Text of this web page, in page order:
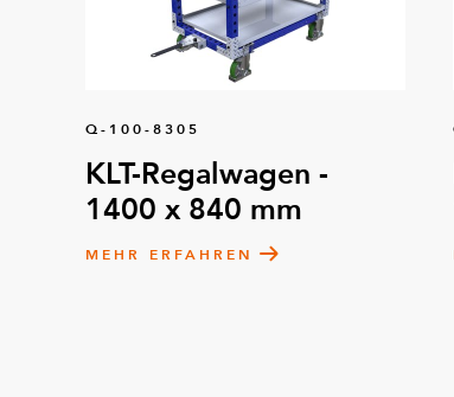
Q-100-8305
KLT-Regalwagen -
1400 x 840 mm
MEHR ERFAHREN